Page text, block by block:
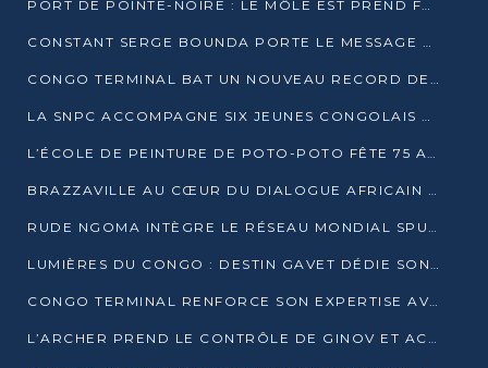
PORT DE POINTE-NOIRE : LE MÔLE EST PREND FORME ET VISE LES GÉANTS DES MERS
CONSTANT SERGE BOUNDA PORTE LE MESSAGE DE COMPASSION DE DENIS SASSOU NGUESSO EN IRAN
CONGO TERMINAL BAT UN NOUVEAU RECORD DE PRODUCTIVITÉ AU PORT DE POINTE-NOIRE
LA SNPC ACCOMPAGNE SIX JEUNES CONGOLAIS AUX OLYMPIADES PANAFRICAINES DE MATHÉMATIQUES
L’ÉCOLE DE PEINTURE DE POTO-POTO FÊTE 75 ANS AU SERVICE DE L’ART CONGOLAIS
BRAZZAVILLE AU CŒUR DU DIALOGUE AFRICAIN SUR LES OBJECTIFS DE DÉVELOPPEMENT DURABLE
RUDE NGOMA INTÈGRE LE RÉSEAU MONDIAL SPUTNIK PRO APRÈS UNE FORMATION À MOSCOU
LUMIÈRES DU CONGO : DESTIN GAVET DÉDIE SON PRIX À L’UNITÉ NATIONALE ET À LA JEUNESSE
CONGO TERMINAL RENFORCE SON EXPERTISE AVEC NEUF NOUVEAUX FORMATEURS EN ENGINS PORTUAIRES
L’ARCHER PREND LE CONTRÔLE DE GINOV ET ACCÉLÈRE SON VIRAGE NUMÉRIQUE